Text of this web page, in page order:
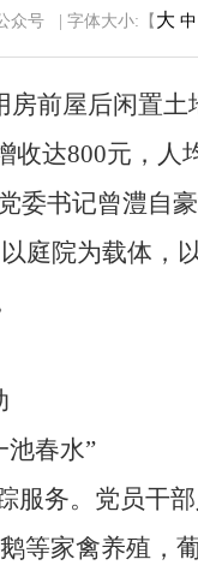
众号 | 字体大小:【 大 中
前屋后闲置
收达800元，人
委书记曾澧自豪
庭院为载体，
池春水”
服务。党员干
等家禽养殖，